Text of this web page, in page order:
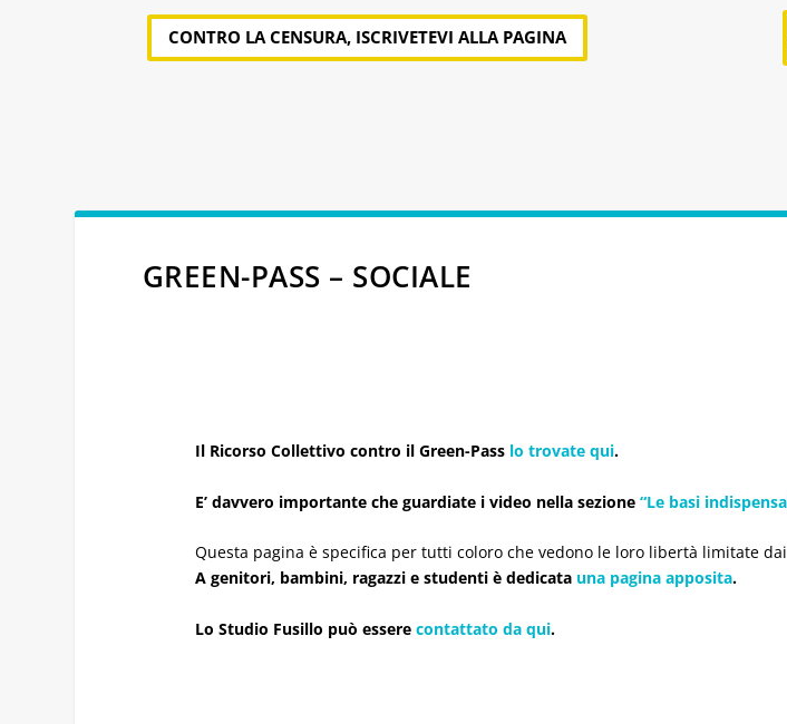
CONTRO LA CENSURA, ISCRIVETEVI ALLA PAGINA
GREEN-PASS – SOCIALE
Il Ricorso Collettivo contro il Green-Pass lo trovate qui.
E’ davvero importante che guardiate i video nella sezione “Le basi
Questa pagina è specifica per tutti coloro che vedono le loro libertà limitate
A genitori, bambini, ragazzi e studenti è dedicata una pagina apposita.
Lo Studio Fusillo può essere contattato da qui.